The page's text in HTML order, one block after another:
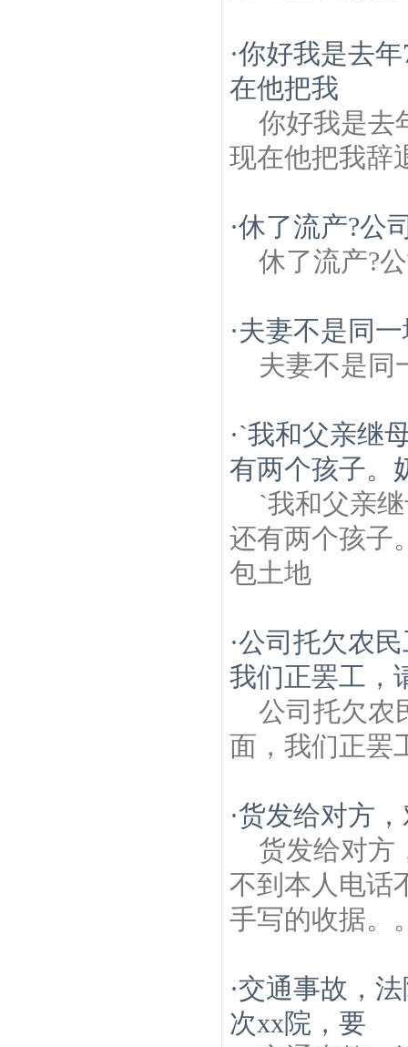
·你好我是去
在他把我
你好我是去
现在他把我辞
·休了流产?公
休了流产?
·夫妻不是同
夫妻不是同
·`我和父亲继
有两个孩子。
`我和父亲
还有两个孩子
包土地
·公司托欠农
我们正罢工，
公司托欠农
面，我们正罢
·货发给对方
货发给对方
不到本人电话
手写的收据。
·交通事故，
次xx院，要